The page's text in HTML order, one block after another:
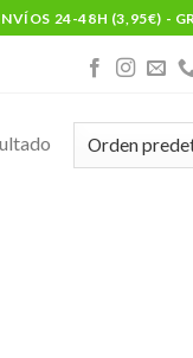
24-48H (3,95€) -